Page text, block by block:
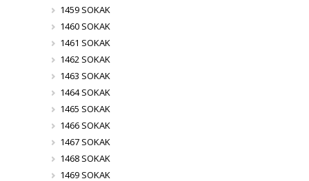
1459 SOKAK
1460 SOKAK
1461 SOKAK
1462 SOKAK
1463 SOKAK
1464 SOKAK
1465 SOKAK
1466 SOKAK
1467 SOKAK
1468 SOKAK
1469 SOKAK